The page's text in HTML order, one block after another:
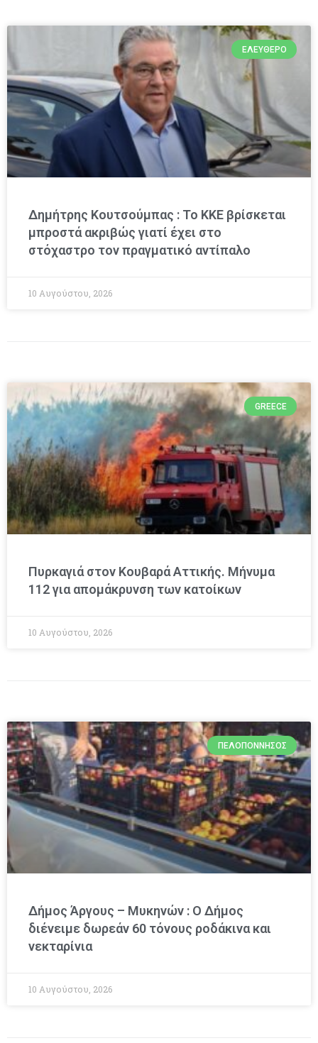
ΕΛΕΎΘΕΡΟ
Δημήτρης Κουτσούμπας : Το ΚΚΕ βρίσκεται
μπροστά ακριβώς γιατί έχει στο
στόχαστρο τον πραγματικό αντίπαλο
10 Αυγούστου, 2026
GREECE
Πυρκαγιά στον Κουβαρά Αττικής. Μήνυμα
112 για απομάκρυνση των κατοίκων
10 Αυγούστου, 2026
ΠΕΛΟΠΌΝΝΗΣΟΣ
Δήμος Άργους – Μυκηνών : O Δήμος
διένειμε δωρεάν 60 τόνους ροδάκινα και
νεκταρίνια
10 Αυγούστου, 2026